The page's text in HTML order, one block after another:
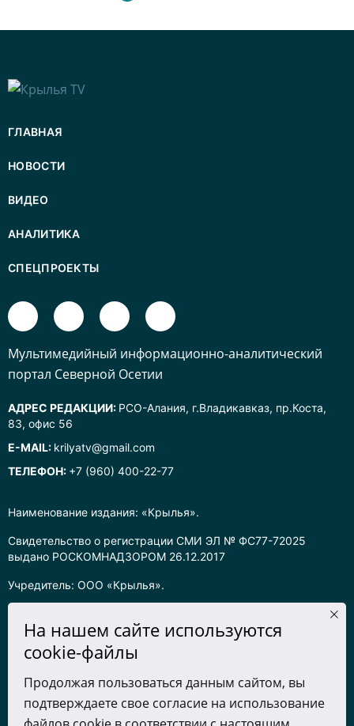
Наименование издания: «Крылья».
Свидетельство о регистрации СМИ ЭЛ № ФС77-72025
выдано РОСКОМНАДЗОРОМ 26.12.2017
Учредитель: ООО «Крылья».
Информация на сайте предназначена для лиц старше 16 лет.
защищены в соответствии с российским законодательством
об интеллектуальной собственности. Любое использование
текстовых, фото, аудио и видеоматериалов возможно только
ГЛАВНАЯ
НОВОСТИ
ВИДЕО
АНАЛИТИКА
СПЕЦПРОЕКТЫ
Mультимедийный информационно-аналитический
портал Северной Осетии
АДРЕС РЕДАКЦИИ: РСО-Алания, г.Владикавказ, пр.Коста,
83, офис 56
E-MAIL: krilyatv@gmail.com
ТЕЛЕФОН: +7 (960) 400-22-77
На нашем сайте используются
cookie-файлы
Продолжая пользоваться данным сайтом, вы
подтверждаете свое согласие на использование